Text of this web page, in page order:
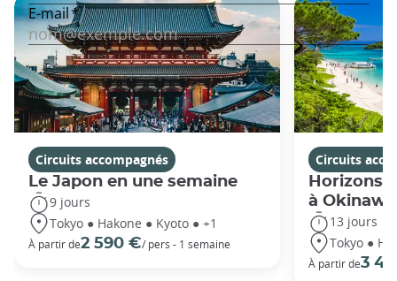
Circuits accompagnés
Le Japon en une semaine
9 jours
Tokyo ● Hakone ● Kyoto ● +1
À partir de2 590 €/ pers - 1 semaine
Circuits
Horizons
à Okinawa
13 jours
Tokyo ●
À partir de3